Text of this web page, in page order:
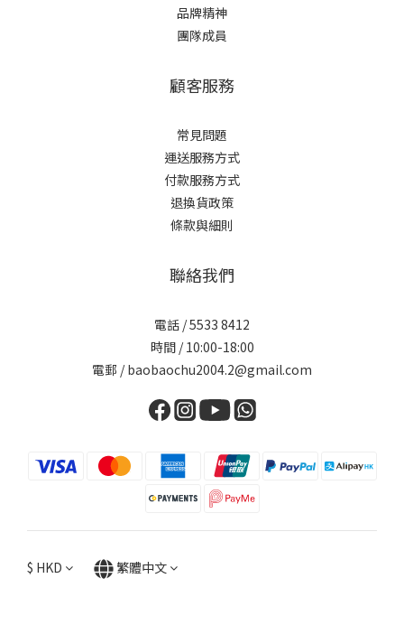
品牌精神
團隊成員
顧客服務
常見問題
運送服務方式
付款服務方式
退換貨政策
條款與細則
聯絡我們
電話 / 5533 8412
時間 / 10:00-18:00
電郵 / baobaochu2004.2@gmail.com
$ HKD 繁體中文